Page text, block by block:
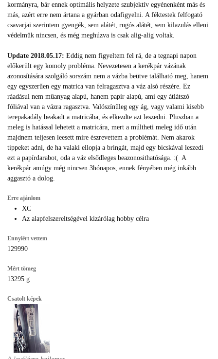
kormányra, bár ennek optimális helyzete szubjektív egyénenként más és
más, azért erre nem ártana a gyárban odafigyelni. A féktestek felfogató
csavarjai szerintem gyengék, sem alátét, rugós alátét, sem kilazulás elleni
védelmük nincsen, és még meghúzva is csak alig-alig voltak.
Update 2018.05.17: Eddig nem figyeltem fel rá, de a tegnapi napon
előkerült egy komoly probléma. Nevezetesen a kerékpár vázának
azonosítására szolgáló sorszám nem a vázba beütve található meg, hanem
egy egyszerűen egy matrica van felragasztva a váz alsó részére. Ez
ráadásul nem műanyag alapú, hanem papír alapú, ami egy átlátszó
fóliával van a vázra ragasztva. Valószínűleg egy ág, vagy valami kisebb
terepakadály beakadt a matricába, és elkezdte azt leszedni. Pluszban a
meleg is hatással lehetett a matricára, mert a múltheti meleg idő után
majdnem teljesen leesett mire észrevettem a problémát. Nem akarok
tippeket adni, de ha valaki ellopja a bringát, majd egy bicskával leszedi
ezt a papírdarabot, oda a váz elsődleges beazonosithatósága. :( A
kerékpár amúgy még nincsen 3hónapos, ennek fényében még inkább
aggasztó a dolog.
Erre ajánlom
XC
Az alapfelszereltségével kizárólag hobby célra
Ennyiért vettem
129990
Mért tömeg
13295 g
Csatolt képek